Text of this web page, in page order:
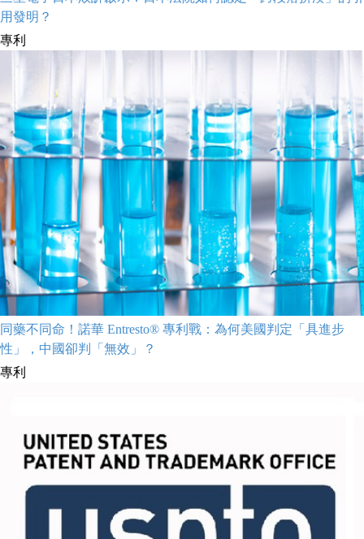
用發明？
專利
同藥不同命！諾華 Entresto® 專利戰：為何美國判定「具進步
性」，中國卻判「無效」？
專利